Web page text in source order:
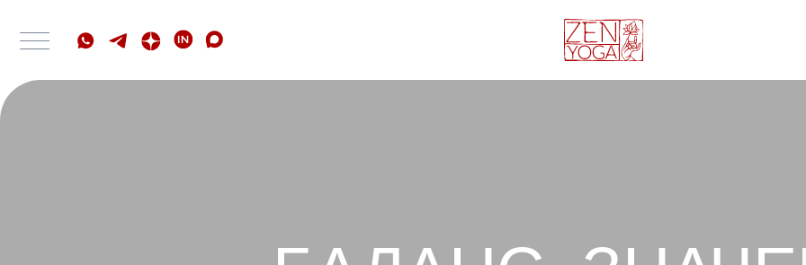
БАЛАНС.